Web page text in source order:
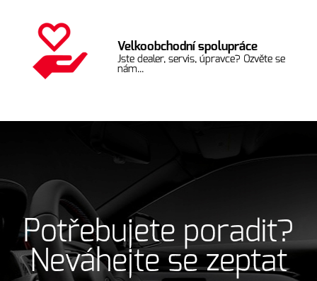
Velkoobchodní spolupráce
Jste dealer, servis, úpravce? Ozvěte se
nám...
Potřebujete poradit?
Neváhejte se zeptat